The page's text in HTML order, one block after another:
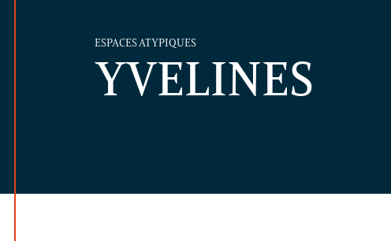
ESPACES ATYPIQUES
YVELINES